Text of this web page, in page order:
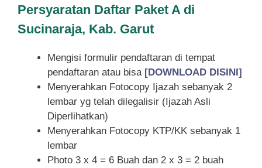
Persyaratan Daftar Paket A di
Sucinaraja, Kab. Garut
Mengisi formulir pendaftaran di tempat
pendaftaran atau bisa [DOWNLOAD DISINI]
Menyerahkan Fotocopy Ijazah sebanyak 2
lembar yg telah dilegalisir (Ijazah Asli
Diperlihatkan)
Menyerahkan Fotocopy KTP/KK sebanyak 1
lembar
Photo 3 x 4 = 6 Buah dan 2 x 3 = 2 buah